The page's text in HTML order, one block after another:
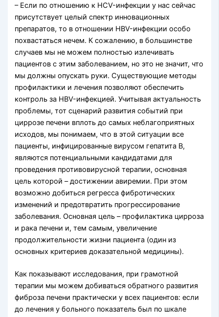
– Если по отношению к НCV-инфекции у нас сейчас
присутствует целый спектр инновационных
препаратов, то в отношении НВV-инфекции особо
похвастаться нечем. К сожалению, в большинстве
случаев мы не можем полностью излечивать
пациентов с этим заболеванием, но это не значит, что
мы должны опускать руки. Существующие методы
профилактики и лечения позволяют обеспечить
контроль за HBV-инфекцией. Учитывая актуальность
проблемы, тот сценарий развития событий при
циррозе печени вплоть до самых неблагоприятных
исходов, мы понимаем, что в этой ситуации все
пациенты, инфицированные вирусом гепатита В,
являются потенциальными кандидатами для
проведения противовирусной терапии, основная
цель которой – достижении авиремии. При этом
возможно добиться регресса фибротических
изменений и предотвратить прогрессирование
заболевания. Основная цель – профилактика цирроза
и рака печени и, тем самым, увеличение
продолжительности жизни пациента (один из
основных критериев доказательной медицины).
Как показывают исследования, при грамотной
терапии мы можем добиваться обратного развития
фиброза печени практически у всех пациентов: если
до лечения у больного показатель был по шкале